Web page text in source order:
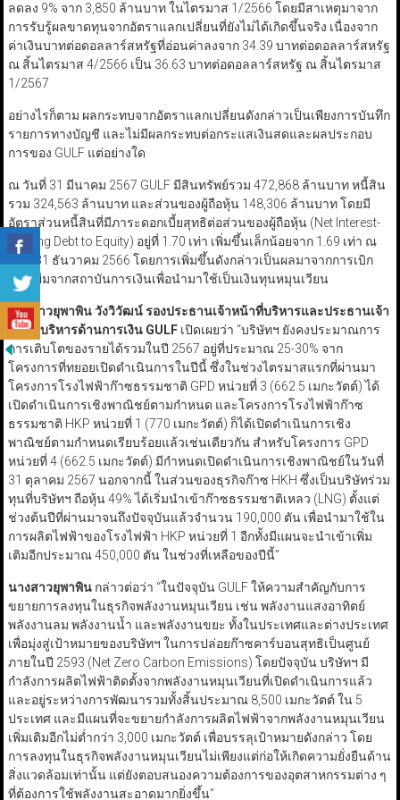
ลดลง 9% จาก 3,850 ล้านบาท ในไตรมาส 1/2566 โดยมีสาเหตุมาจาก
การรับรู้ผลขาดทุนจากอัตราแลกเปลี่ยนที่ยังไม่ได้เกิดขึ้นจริง เนื่องจาก
ค่าเงินบาทต่อดอลลาร์สหรัฐที่อ่อนค่าลงจาก 34.39 บาทต่อดอลลาร์สหรัฐ
ณ สิ้นไตรมาส 4/2566 เป็น 36.63 บาทต่อดอลลาร์สหรัฐ ณ สิ้นไตรมาส
1/2567
อย่างไรก็ตาม ผลกระทบจากอัตราแลกเปลี่ยนดังกล่าวเป็นเพียงการบันทึก
รายการทางบัญชี และไม่มีผลกระทบต่อกระแสเงินสดและผลประกอบ
การของ GULF แต่อย่างใด
ณ วันที่ 31 มีนาคม 2567 GULF มีสินทรัพย์รวม 472,868 ล้านบาท หนี้สิน
รวม 324,563 ล้านบาท และส่วนของผู้ถือหุ้น 148,306 ล้านบาท โดยมี
อัตราส่วนหนี้สินที่มีภาระดอกเบี้ยสุทธิต่อส่วนของผู้ถือหุ้น (Net Interest-
Bearing Debt to Equity) อยู่ที่ 1.70 เท่า เพิ่มขึ้นเล็กน้อยจาก 1.69 เท่า ณ
วันที่ 31 ธันวาคม 2566 โดยการเพิ่มขึ้นดังกล่าวเป็นผลมาจากการเบิก
เงินกู้ยืมจากสถาบันการเงินเพื่อนำมาใช้เป็นเงินทุนหมุนเวียน
นางสาวยุพาพิน วังวิวัฒน์ รองประธานเจ้าหน้าที่บริหารและประธานเจ้า
หน้าที่บริหารด้านการเงิน GULFเปิดเผยว่า “บริษัทฯ ยังคงประมาณการ
การเติบโตของรายได้รวมในปี 2567 อยู่ที่ประมาณ 25-30% จาก
โครงการที่ทยอยเปิดดำเนินการในปีนี้ ซึ่งในช่วงไตรมาสแรกที่ผ่านมา
โครงการโรงไฟฟ้าก๊าซธรรมชาติ GPD หน่วยที่ 3 (662.5 เมกะวัตต์) ได้
เปิดดำเนินการเชิงพาณิชย์ตามกำหนด และโครงการโรงไฟฟ้าก๊าซ
ธรรมชาติ HKP หน่วยที่ 1 (770 เมกะวัตต์) ก็ได้เปิดดำเนินการเชิง
พาณิชย์ตามกำหนดเรียบร้อยแล้วเช่นเดียวกัน สำหรับโครงการ GPD
หน่วยที่ 4 (662.5 เมกะวัตต์) มีกำหนดเปิดดำเนินการเชิงพาณิชย์ในวันที่
31 ตุลาคม 2567 นอกจากนี้ ในส่วนของธุรกิจก๊าซ HKH ซึ่งเป็นบริษัทร่วม
ทุนที่บริษัทฯ ถือหุ้น 49% ได้เริ่มนำเข้าก๊าซธรรมชาติเหลว (LNG) ตั้งแต่
ช่วงต้นปีที่ผ่านมาจนถึงปัจจุบันแล้วจำนวน 190,000 ตัน เพื่อนำมาใช้ใน
การผลิตไฟฟ้าของโรงไฟฟ้า HKP หน่วยที่ 1 อีกทั้งมีแผนจะนำเข้าเพิ่ม
เติมอีกประมาณ 450,000 ตัน ในช่วงที่เหลือของปีนี้”
นางสาวยุพาพินกล่าวต่อว่า “ในปัจจุบัน GULF ให้ความสำคัญกับการ
ขยายการลงทุนในธุรกิจพลังงานหมุนเวียน เช่น พลังงานแสงอาทิตย์
พลังงานลม พลังงานน้ำ และพลังงานขยะ ทั้งในประเทศและต่างประเทศ
เพื่อมุ่งสู่เป้าหมายของบริษัทฯ ในการปล่อยก๊าซคาร์บอนสุทธิเป็นศูนย์
ภายในปี 2593 (Net Zero Carbon Emissions) โดยปัจจุบัน บริษัทฯ มี
กำลังการผลิตไฟฟ้าติดตั้งจากพลังงานหมุนเวียนที่เปิดดำเนินการแล้ว
และอยู่ระหว่างการพัฒนารวมทั้งสิ้นประมาณ 8,500 เมกะวัตต์ ใน 5
ประเทศ และมีแผนที่จะขยายกำลังการผลิตไฟฟ้าจากพลังงานหมุนเวียน
เพิ่มเติมอีกไม่ต่ำกว่า 3,000 เมกะวัตต์ เพื่อบรรลุเป้าหมายดังกล่าว โดย
การลงทุนในธุรกิจพลังงานหมุนเวียนไม่เพียงแต่ก่อให้เกิดความยั่งยืนด้าน
สิ่งแวดล้อมเท่านั้น แต่ยังตอบสนองความต้องการของอุตสาหกรรมต่าง ๆ
ที่ต้องการใช้พลังงานสะอาดมากยิ่งขึ้น”